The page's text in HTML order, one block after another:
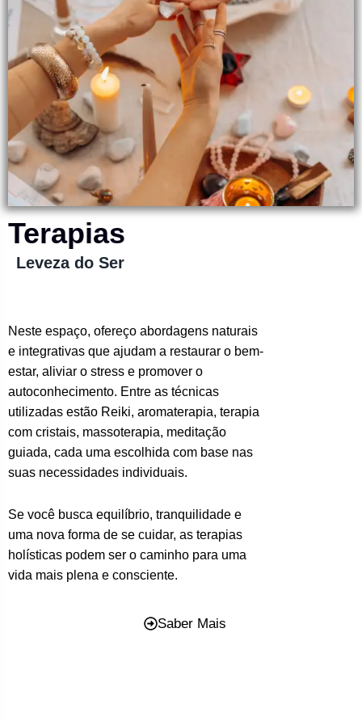
Terapias
Leveza do Ser
Neste espaço, ofereço abordagens naturais
e integrativas que ajudam a restaurar o bem-
estar, aliviar o stress e promover o
autoconhecimento. Entre as técnicas
utilizadas estão Reiki, aromaterapia, terapia
com cristais, massoterapia, meditação
guiada, cada uma escolhida com base nas
suas necessidades individuais.
Se você busca equilíbrio, tranquilidade e
uma nova forma de se cuidar, as terapias
holísticas podem ser o caminho para uma
vida mais plena e consciente.
Saber Mais